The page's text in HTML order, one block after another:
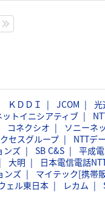
ＫＤＤＩ JCOM 光
トイニシアティブ
コネクシオ
ソニーネ
セスグループ NTTデ
ンズ SB C&S 平成
大明 日本電信電話
ンズ マイテック[携帯
ェル東日本 レカム